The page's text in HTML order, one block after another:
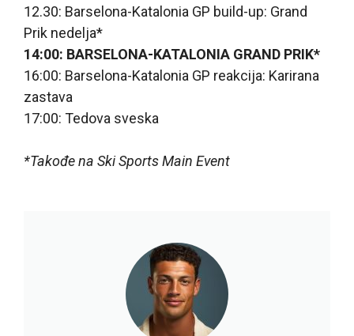
12.30: Barselona-Katalonia GP build-up: Grand
Prik nedelja*
14:00: BARSELONA-KATALONIA GRAND PRIK*
16:00: Barselona-Katalonia GP reakcija: Karirana
zastava
17:00: Tedova sveska
*Takođe na Ski Sports Main Event